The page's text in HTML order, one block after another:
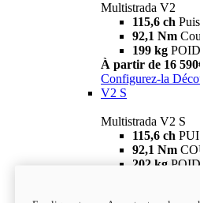
Multistrada V2
115,6 ch
92,1 Nm
199 kg
À partir de 16
Configurez-la
V2 S
Multistrada V2 S
115,6 ch
92,1 Nm
202 kg